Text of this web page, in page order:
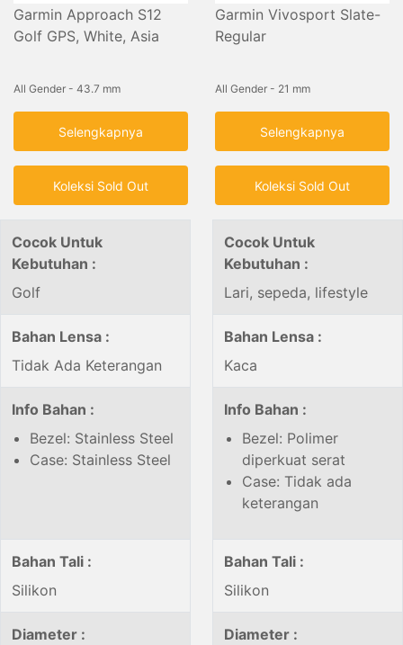
Garmin Approach S12
Golf GPS, White, Asia
All Gender - 43.7 mm
Selengkapnya
Koleksi Sold Out
Garmin Vivosport Slate-
Regular
All Gender - 21 mm
Selengkapnya
Koleksi Sold Out
Cocok Untuk
Kebutuhan :
Golf
Cocok Untuk
Kebutuhan :
Lari, sepeda, lifestyle
Bahan Lensa :
Tidak Ada Keterangan
Bahan Lensa :
Kaca
Info Bahan :
Bezel: Stainless Steel
Case: Stainless Steel
Info Bahan :
Bezel: Polimer
diperkuat serat
Case: Tidak ada
keterangan
Bahan Tali :
Silikon
Bahan Tali :
Silikon
Diameter :
Diameter :